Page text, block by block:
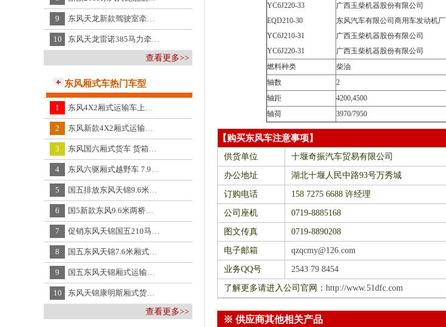
9 东风天龙新款驾驶室牵引车,东风新天龙半挂牵引车价格DFL4250
10 东风天龙雷诺385马力牵引车价格,雷诺385马力东风天龙半挂牵引车新车价格DFL4251AX16A
查看更多>>
东风厢式车热门车型
1 东风4X2厢式运输车上蓝牌整车长度5.9m
2 东风新款4X2厢式运输车多少钱一辆
3 东风国六厢式货车 货箱5.7m 带参数详情图片
4 东风六驱厢式越野车 7.9m厢式货车图片 东风牌
5 国五排放东风天锦9.6米翼开启厢式车价格,新东风天锦9.6米两轴飞翼车报价DFH5170XYKBX1
6 国5新款东风9.6米两桥厢式运输车,国5东风牌单桥9.6米厢式运输车DFH5180
7 促销东风天锦国五210马力厢式车,国五东风天锦康明斯210马力厢式运输车DFL5140XXYB5
8 国五东风天锦7.6米厢式货车,国IV东风天锦7.65米厢式货车DFH5120XXYB2
9 国五东风天锦厢式运输车,新东风天锦厢式运输车报价DFH5120XXYB2
10 东风天锦康明斯厢式货车新车价格,东风天锦厢式货车报价DFL5160XXY
查看更多>>
YC6J220-33
EQD210-30
YC6J210-31
YC6J220-31
广西玉柴机器股份有限公司
东风汽车有限公司商用车发动机厂
广西玉柴机器股份有限公司
广西玉柴机器股份有限公司
燃料种类
柴油
轴数
2
轴距
4200,4500
轴荷
3970/7950
【购买东风车注意事项】
供货单位 十堰奇振汽车贸易有限公司
办公地址 湖北十堰人民中路93号万秀城
订购电话 158 7275 6688 许经理
公司座机 0719-8885168
图文传真 0719-8890208
电子邮箱 qzqcmy@126.com
业务QQ号 2543 79 8454
了解更多请进入公司官网： http://www.51dfc.com
※ 供应商其他相关产品